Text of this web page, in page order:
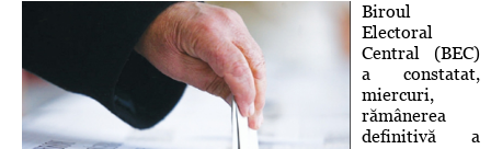
Biroul
Electoral
Central (BEC)
a constatat,
miercuri,
rămânerea
definitivă a